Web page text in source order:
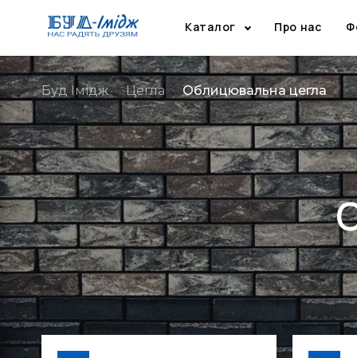
Каталог Про нас
Буд Імідж Цегла Облицювальна цегла